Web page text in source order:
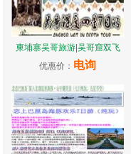
柬埔寨吴哥旅游|吴哥窟双飞
优惠价： 电询